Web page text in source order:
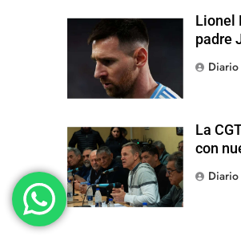
Lionel
padre
Diario
La
con
Diario